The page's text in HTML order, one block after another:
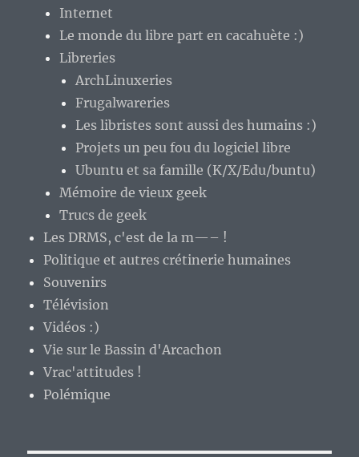
Internet
Le monde du libre part en cacahuète :)
Libreries
ArchLinuxeries
Frugalwareries
Les libristes sont aussi des humains :)
Projets un peu fou du logiciel libre
Ubuntu et sa famille (K/X/Edu/buntu)
Mémoire de vieux geek
Trucs de geek
Les DRMS, c'est de la m—– !
Politique et autres crétinerie humaines
Souvenirs
Télévision
Vidéos :)
Vie sur le Bassin d'Arcachon
Vrac'attitudes !
Polémique